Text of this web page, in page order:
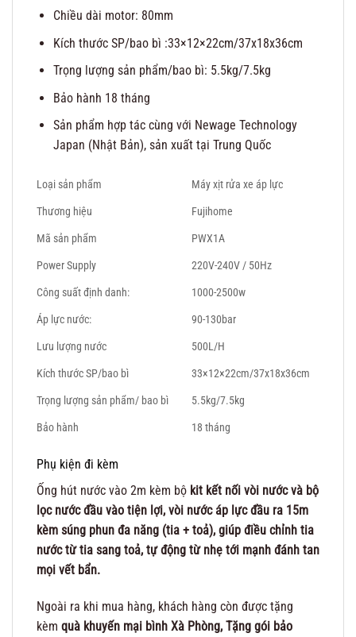
Chiều dài motor: 80mm
Kích thước SP/bao bì :33×12×22cm/37x18x36cm
Trọng lượng sản phẩm/bao bì: 5.5kg/7.5kg
Bảo hành 18 tháng
Sản phẩm hợp tác cùng với Newage Technology
Japan (Nhật Bản), sản xuất tại Trung Quốc
Loại sản phẩm
Máy xịt rửa xe áp lực
Thương hiệu
Fujihome
Mã sản phẩm
PWX1A
Power Supply
220V-240V / 50Hz
Công suất định danh:
1000-2500w
Áp lực nước:
90-130bar
Lưu lượng nước
500L/H
Kích thước SP/bao bì
33×12×22cm/37x18x36cm
Trọng lượng sản phẩm/ bao bì
5.5kg/7.5kg
Bảo hành
18 tháng
Phụ kiện đi kèm
Ống hút nước vào 2m kèm bộ kit kết nối vòi nước và bộ
lọc nước đầu vào tiện lợi, vòi nước áp lực đầu ra 15m
kèm súng phun đa năng (tia + toả), giúp điều chỉnh tia
nước từ tia sang toả, tự động từ nhẹ tới mạnh đánh tan
mọi vết bẩn.
Ngoài ra khi mua hàng, khách hàng còn được tặng
kèm quà khuyến mại bình Xà Phòng, Tặng gói bảo